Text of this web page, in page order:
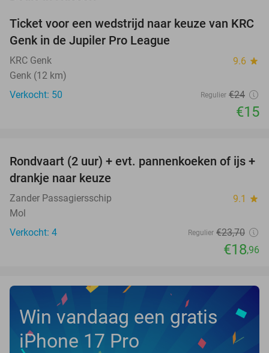
38%
TODAY
Ticket voor een wedstrijd naar keuze van KRC
Genk in de Jupiler Pro League
KRC Genk 9.6 star
Genk (12 km)
Verkocht: 50
Regulier €24
€15
20%
TODAY
Rondvaart (2 uur) + evt. pannenkoeken of ijs +
drankje naar keuze
Zander Passagiersschip 9.1 star
Mol
Verkocht: 4
Regulier €23,70
€18,96
Win vandaag een gratis
iPhone 17 Pro